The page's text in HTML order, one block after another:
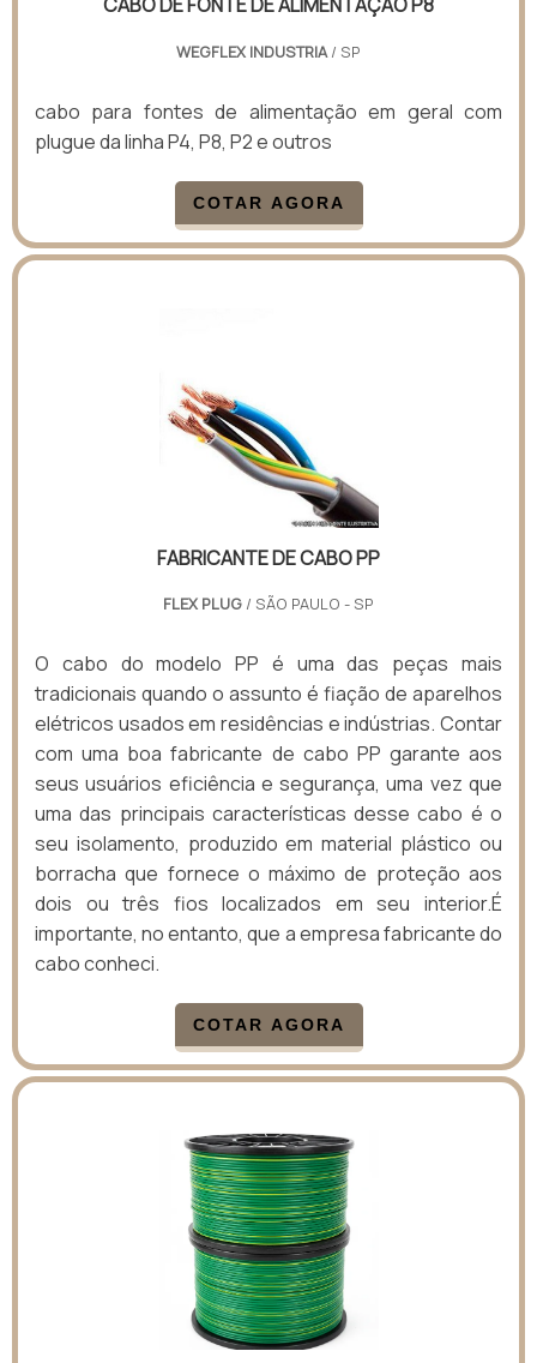
WEGFLEX INDUSTRIA/ SP
cabo para fontes de alimentação em geral com
plugue da linha P4, P8, P2 e outros
COTAR AGORA
FABRICANTE DE CABO PP
FLEX PLUG / SÃO PAULO - SP
O cabo do modelo PP é uma das peças mais
tradicionais quando o assunto é fiação de aparelhos
elétricos usados em residências e indústrias. Contar
com uma boa fabricante de cabo PP garante aos
seus usuários eficiência e segurança, uma vez que
uma das principais características desse cabo é o
seu isolamento, produzido em material plástico ou
borracha que fornece o máximo de proteção aos
dois ou três fios localizados em seu interior.É
importante, no entanto, que a empresa fabricante do
cabo conheci.
COTAR AGORA